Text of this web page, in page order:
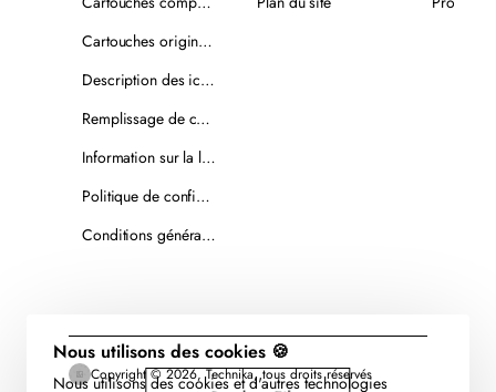
Nous utilisons des cookies 🍪
Nous utilisons des cookies et d'autres technologies
Cartouches originales
Description des icônes
Remplissage de cartouches
Information sur la livraison
Politique de confidentialité
Conditions générales de vente
Copyright © 2026, Technika, tous droits réservés